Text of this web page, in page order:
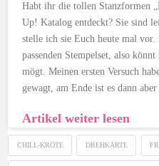
Habt ihr die tollen Stanzformen
Up! Katalog entdeckt? Sie sind
stelle ich sie Euch heute mal
passenden Stempelset, also
mögt. Meinen ersten Versuch
gewagt, am Ende ist es dann
Artikel weiter lesen
CHILL-KRÖTE DREHKARTE